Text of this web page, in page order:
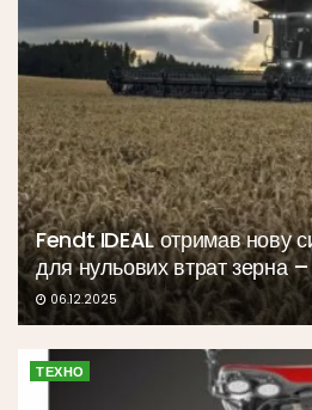
Fendt IDEAL отримав нову
для нульових втрат зерна –
06.12.2025
ТЕХНО